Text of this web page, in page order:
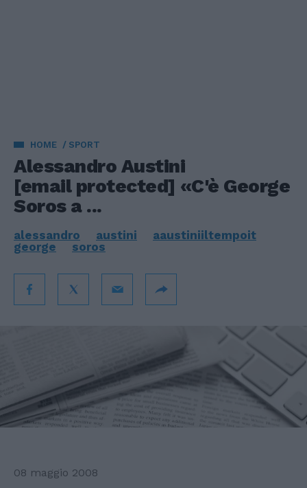
HOME SPORT
Alessandro Austini
[email protected] «C'è George
Soros a ...
alessandro austini
aaustiniiltempoit
george
soros
08 maggio 2008